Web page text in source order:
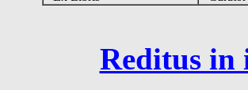
Reditus in